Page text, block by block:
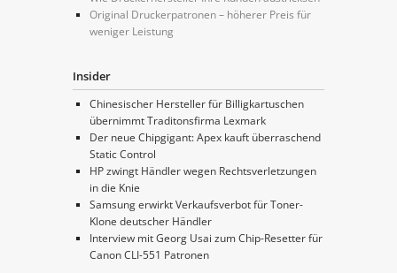
Original Druckerpatronen – höherer Preis für
weniger Leistung
Insider
Chinesischer Hersteller für Billigkartuschen
übernimmt Traditonsfirma Lexmark
Der neue Chipgigant: Apex kauft überraschend
Static Control
HP zwingt Händler wegen Rechtsverletzungen
in die Knie
Samsung erwirkt Verkaufsverbot für Toner-
Klone deutscher Händler
Interview mit Georg Usai zum Chip-Resetter für
Canon CLI-551 Patronen